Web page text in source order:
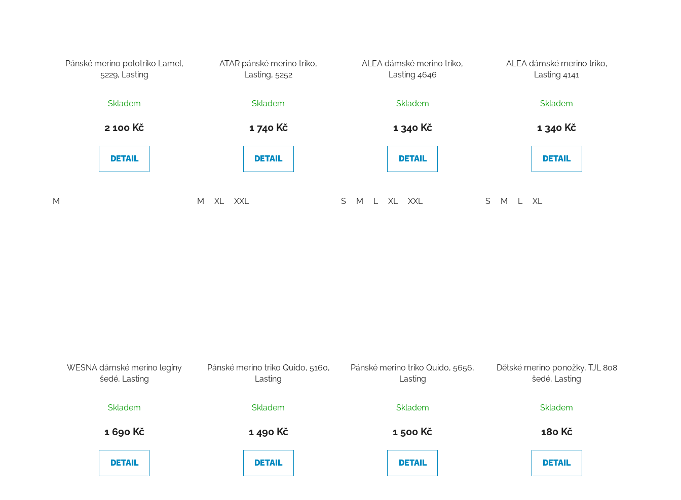
Pánské merino polotriko Lamel,
5229, Lasting
Skladem
2 100 Kč
DETAIL
M
ATAR pánské merino triko,
Lasting, 5252
Skladem
1 740 Kč
DETAIL
M XL XXL
ALEA dámské merino triko,
Lasting 4646
Skladem
1 340 Kč
DETAIL
S M L XL XXL
ALEA dámské merino triko,
Lasting 4141
Skladem
1 340 Kč
DETAIL
S M L XL
WESNA dámské merino legíny
šedé, Lasting
Skladem
1 690 Kč
DETAIL
Pánské merino triko Quido, 5160,
Lasting
Skladem
1 490 Kč
DETAIL
Pánské merino triko Quido, 5656,
Lasting
Skladem
1 500 Kč
DETAIL
Dětské merino ponožky, TJL 808
šedé, Lasting
Skladem
180 Kč
DETAIL